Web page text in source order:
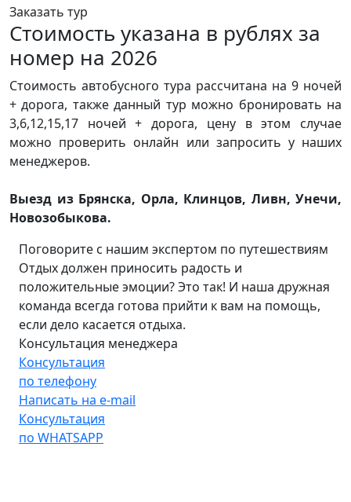
Заказать тур
Стоимость указана в рублях за
номер на 2026
Стоимость автобусного тура рассчитана на 9 ночей
+ дорога, также данный тур можно бронировать на
3,6,12,15,17 ночей + дорога, цену в этом случае
можно проверить онлайн или запросить у наших
менеджеров.
Выезд из Брянска, Орла, Клинцов, Ливн, Унечи,
Новозобыкова.
Поговорите с нашим экспертом по путешествиям
Отдых должен приносить радость и
положительные эмоции? Это так! И наша дружная
команда всегда готова прийти к вам на помощь,
если дело касается отдыха.
Консультация менеджера
Консультация
по телефону
Написать на e-mail
Консультация
по WHATSAPP